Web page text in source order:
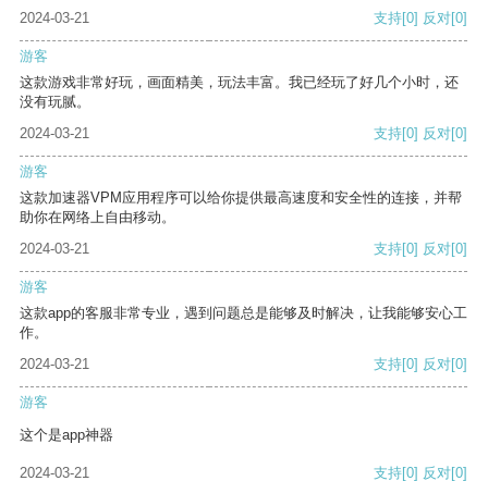
2024-03-21 支持[0] 反对[0]
游客
这款游戏非常好玩，画面精美，玩法丰富。我已经玩了好几个小时，还
没有玩腻。
2024-03-21
支持[0] 反对[0]
游客
这款加速器VPM应用程序可以给你提供最高速度和安全性的连接，并帮
助你在网络上自由移动。
2024-03-21
支持[0] 反对[0]
游客
这款app的客服非常专业，遇到问题总是能够及时解决，让我能够安心工
作。
2024-03-21
支持[0] 反对[0]
游客
这个是app神器
2024-03-21 支持[0] 反对[0]